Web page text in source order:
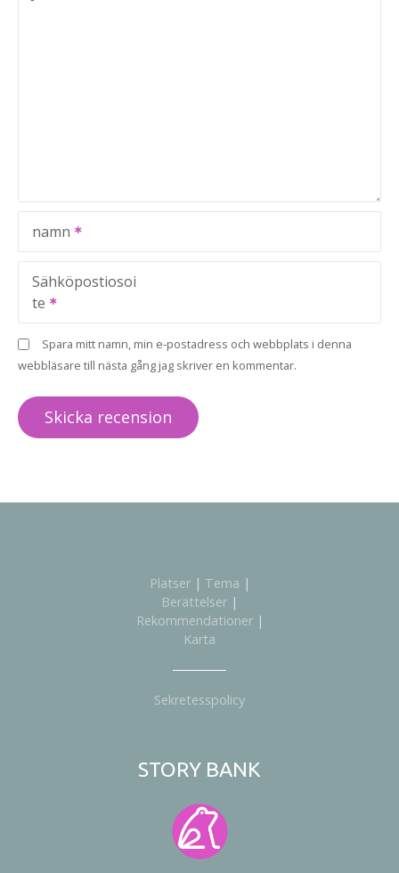
namn
Sähköpostiosoi
te
Spara mitt namn, min e-postadress och webbplats i denna
webbläsare till nästa gång jag skriver en kommentar.
Platser| Tema |
Berättelser |
Rekommendationer|
Karta
Sekretesspolicy
STORY BANK